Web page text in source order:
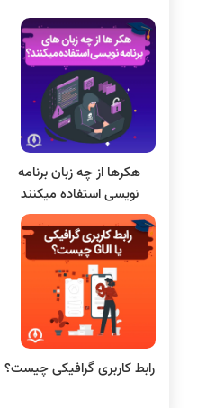
پایتون
سی شارپ
علم داده
مقاله نویسی
بلاکچین
پایگاه داده
الکترونیک دیجیتال
سیستم عامل
نظریه زبانها
سیگنال و سیستمها
هکرها از چه زبان برنامه
نویسی استفاده میکنند
رابط کاربری گرافیکی چیست؟